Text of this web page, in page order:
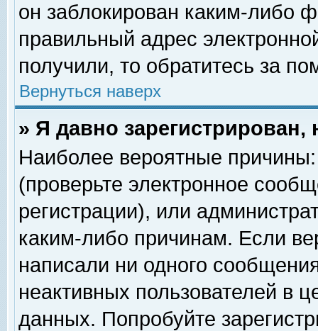
он заблокирован каким-либо
правильный адрес
получили, то обратитесь за
Вернуться наверх
» Я давно
Наиболее вероятные
(проверьте электронное
регистрации), или
каким-либо причинам. Если
написали ни одного
неактивных пользователей в
данных. Попробуйте